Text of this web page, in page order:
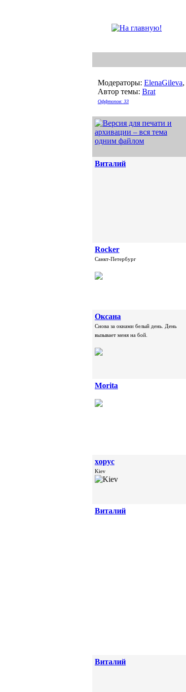
Модераторы: ElenaGileva,
Автор темы: Brat
Оффтопов: 33
Виталий
Rocker
Санкт-Петербург
Oксана
Снова за окнами белый день. День
вызывает меня на бой.
Morita
xopyc
Kiev
Виталий
Виталий